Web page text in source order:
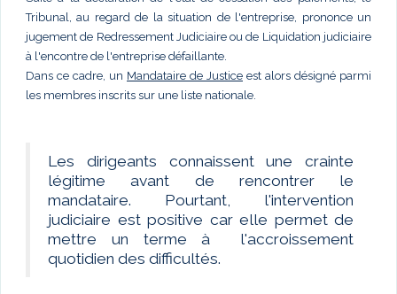
Tribunal, au regard de la situation de l'entreprise, prononce un
jugement de Redressement Judiciaire ou de Liquidation judiciaire
à l'encontre de l'entreprise défaillante.
Dans ce cadre, un Mandataire de Justice est alors désigné parmi
les membres inscrits sur une liste nationale.
Les dirigeants connaissent une crainte
légitime avant de rencontrer le
mandataire. Pourtant, l'intervention
judiciaire est positive car elle permet de
mettre un terme à l'accroissement
quotidien des difficultés.